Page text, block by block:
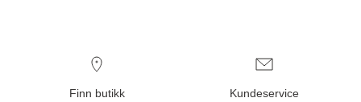
Finn butikk Kundeservice